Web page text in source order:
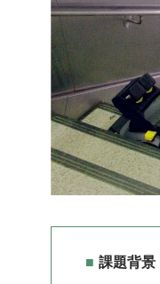
課題背景